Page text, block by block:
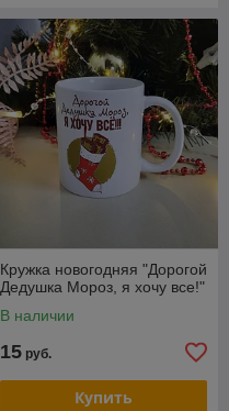
Кружка новогодняя "Дорогой
Дедушка Мороз, я хочу все!"
В наличии
15 руб.
Купить